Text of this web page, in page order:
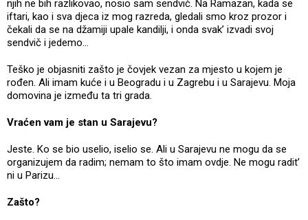
njih ne bih razlikovao, nosio sam sendvič. Na Ramazan, kada se
iftari, kao i sva djeca iz mog razreda, gledali smo kroz prozor i
čekali da se na džamiji upale kandilji, i onda svak’ izvadi svoj
sendvič i jedemo...
Teško je objasniti zašto je čovjek vezan za mjesto u kojem je
rođen. Ali imam kuće i u Beogradu i u Zagrebu i u Sarajevu. Moja
domovina je između ta tri grada.
Vraćen vam je stan u Sarajevu?
Jeste. Ko se bio uselio, iselio se. Ali u Sarajevu ne mogu da se
organizujem da radim; nemam to što imam ovdje. Ne mogu radit’
ni u Parizu...
Zašto?